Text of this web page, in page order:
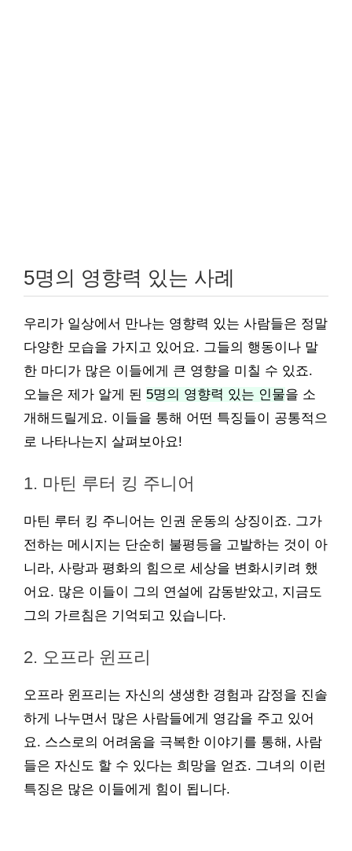
5명의 영향력 있는 사례
우리가 일상에서 만나는 영향력 있는 사람들은 정말
다양한 모습을 가지고 있어요. 그들의 행동이나 말
한 마디가 많은 이들에게 큰 영향을 미칠 수 있죠.
오늘은 제가 알게 된 5명의 영향력 있는 인물을 소
개해드릴게요. 이들을 통해 어떤 특징들이 공통적으
로 나타나는지 살펴보아요!
1. 마틴 루터 킹 주니어
마틴 루터 킹 주니어는 인권 운동의 상징이죠. 그가
전하는 메시지는 단순히 불평등을 고발하는 것이 아
니라, 사랑과 평화의 힘으로 세상을 변화시키려 했
어요. 많은 이들이 그의 연설에 감동받았고, 지금도
그의 가르침은 기억되고 있습니다.
2. 오프라 윈프리
오프라 윈프리는 자신의 생생한 경험과 감정을 진솔
하게 나누면서 많은 사람들에게 영감을 주고 있어
요. 스스로의 어려움을 극복한 이야기를 통해, 사람
들은 자신도 할 수 있다는 희망을 얻죠. 그녀의 이런
특징은 많은 이들에게 힘이 됩니다.